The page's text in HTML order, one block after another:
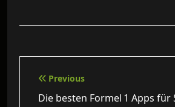
Beitragsnavigation
Previous
Die besten Formel 1 Apps für